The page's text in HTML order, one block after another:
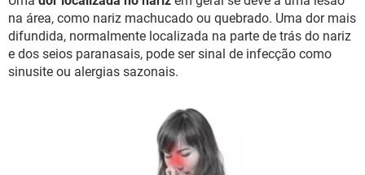
BEM-ESTAR
SEXUALIDADE
na área, como nariz machucado ou quebrado. Uma dor mais
difundida, normalmente localizada na parte de trás do nariz
e dos seios paranasais, pode ser sinal de infecção como
sinusite ou alergias sazonais.